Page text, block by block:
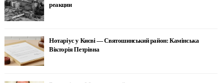
реакции
Нотаріус у Києві — Святошинський район: Камінська
Вікторія Петрівна